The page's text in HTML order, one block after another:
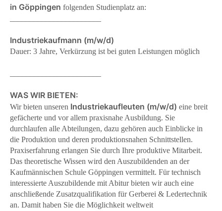
in Göppingen folgenden Studienplatz an:
Industriekaufmann (m/w/d)
Dauer: 3 Jahre, Verkürzung ist bei guten Leistungen möglich
WAS WIR BIETEN:
Wir bieten unseren Industriekaufleuten (m/w/d) eine breit
gefächerte und vor allem praxisnahe Ausbildung. Sie
durchlaufen alle Abteilungen, dazu gehören auch Einblicke in
die Produktion und deren produktionsnahen Schnittstellen.
Praxiserfahrung erlangen Sie durch Ihre produktive Mitarbeit.
Das theoretische Wissen wird den Auszubildenden an der
Kaufmännischen Schule Göppingen vermittelt. Für technisch
interessierte Auszubildende mit Abitur bieten wir auch eine
anschließende Zusatzqualifikation für Gerberei & Ledertechnik
an. Damit haben Sie die Möglichkeit weltweit